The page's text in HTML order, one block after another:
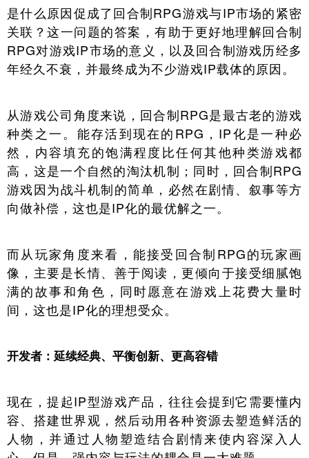
是什么原因促成了回合制RPG游戏与IP市场的紧密
关联？这一问题的答案，有助于更好地理解回合制
RPG对游戏IP市场的意义，以及回合制游戏历经多
年经久不衰，并最终成为不少游戏IP载体的原因。
从游戏公司角度来说，回合制RPG是最古老的游戏
种类之一。能存活到现在的RPG，IP化是一种必
然，内容填充的饱满程度比任何其他种类游戏都
高，这是一个自然的淘汰机制；同时，回合制RPG
游戏因为战斗机制的简单，必然在剧情、叙事等方
向做补偿，这也是IP化的最优解之一。
而从玩家角度来看，能接受回合制RPG的玩家画
像，主要是长情、善于阅读，更倾向于接受细腻饱
满的故事和角色，同时愿意在游戏上花费大量时
间，这也是IP化的理想受众。
开发者：延续经典、平衡创新、更高容错
现在，提起IP型游戏产品，往往会提到它需要懂内
容、搭建世界观，然后动用各种资源去塑造鲜活的
人物，并通过人物塑造结合剧情来使内容深入人